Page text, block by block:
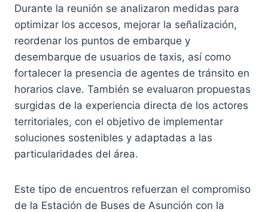
Durante la reunión se analizaron medidas para
optimizar los accesos, mejorar la señalización,
reordenar los puntos de embarque y
desembarque de usuarios de taxis, así como
fortalecer la presencia de agentes de tránsito en
horarios clave. También se evaluaron propuestas
surgidas de la experiencia directa de los actores
territoriales, con el objetivo de implementar
soluciones sostenibles y adaptadas a las
particularidades del área.
Este tipo de encuentros refuerzan el compromiso
de la Estación de Buses de Asunción con la